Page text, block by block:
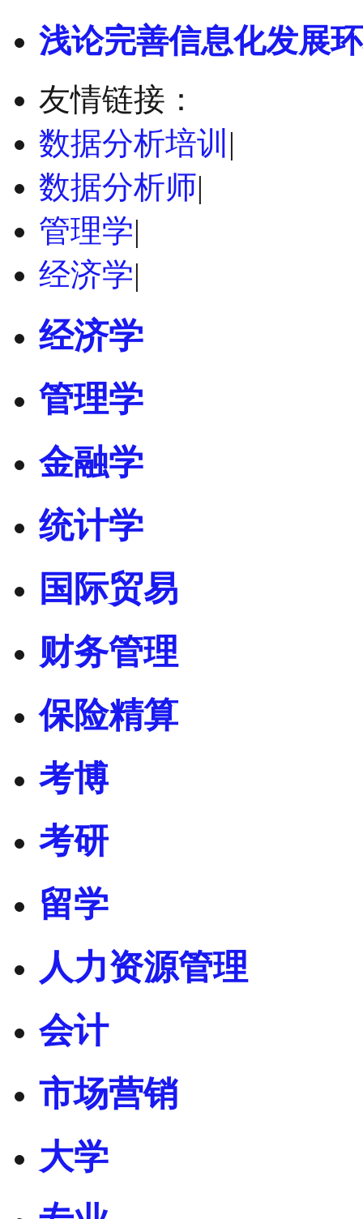
浅论完善信息化发展
友情链接：
数据分析培训 |
数据分析师|
管理学|
经济学|
经济学
管理学
金融学
统计学
国际贸易
财务管理
保险精算
考博
考研
留学
人力资源管理
会计
市场营销
大学